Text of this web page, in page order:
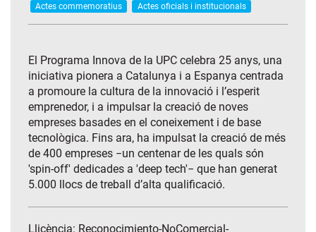
Actes commemoratius Actes oficials i institucionals
El Programa Innova de la UPC celebra 25 anys, una
iniciativa pionera a Catalunya i a Espanya centrada
a promoure la cultura de la innovació i l’esperit
emprenedor, i a impulsar la creació de noves
empreses basades en el coneixement i de base
tecnològica. Fins ara, ha impulsat la creació de més
de 400 empreses −un centenar de les quals són
'spin-off' dedicades a 'deep tech'− que han generat
5.000 llocs de treball d’alta qualificació.
Llicència: Reconocimiento-NoComercial-